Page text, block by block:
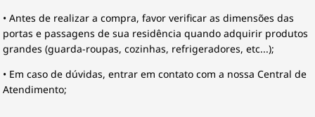
• Antes de realizar a compra, favor verificar as dimensões das
portas e passagens de sua residência quando adquirir produtos
grandes (guarda-roupas, cozinhas, refrigeradores, etc...);
• Em caso de dúvidas, entrar em contato com a nossa Central de
Atendimento;